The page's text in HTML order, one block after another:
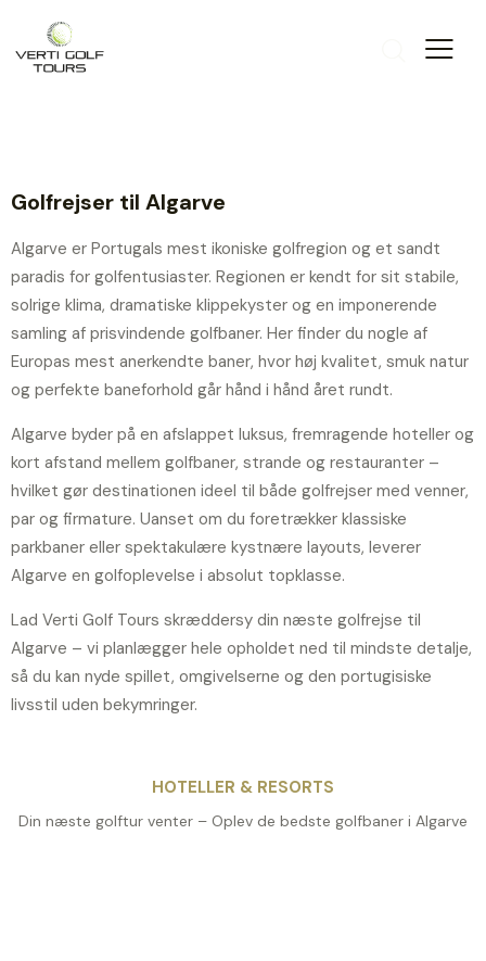
Golfrejser til Algarve
Algarve er Portugals mest ikoniske golfregion og et sandt
paradis for golfentusiaster. Regionen er kendt for sit stabile,
solrige klima, dramatiske klippekyster og en imponerende
samling af prisvindende golfbaner. Her finder du nogle af
Europas mest anerkendte baner, hvor høj kvalitet, smuk natur
og perfekte baneforhold går hånd i hånd året rundt.
Algarve byder på en afslappet luksus, fremragende hoteller og
kort afstand mellem golfbaner, strande og restauranter –
hvilket gør destinationen ideel til både golfrejser med venner,
par og firmature. Uanset om du foretrækker klassiske
parkbaner eller spektakulære kystnære layouts, leverer
Algarve en golfoplevelse i absolut topklasse.
Lad Verti Golf Tours skræddersy din næste golfrejse til
Algarve – vi planlægger hele opholdet ned til mindste detalje,
så du kan nyde spillet, omgivelserne og den portugisiske
livsstil uden bekymringer.
HOTELLER & RESORTS
Din næste golftur venter – Oplev de bedste golfbaner i Algarve